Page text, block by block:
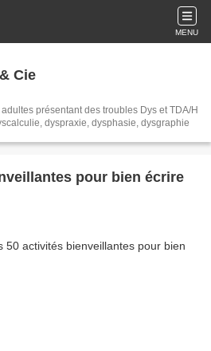
MENU
Cie
présentant des troubles Dys et TDA/H
dyspraxie, dysphasie, dysgraphie
pour bien écrire